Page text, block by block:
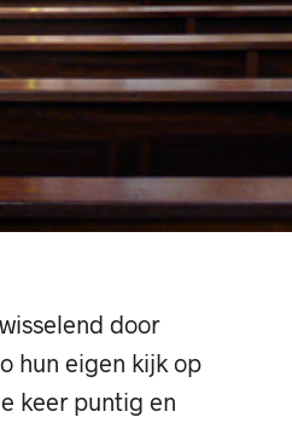
door
hun eigen kijk op
keer puntig en